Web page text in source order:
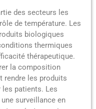
des secteurs les
de température. Les
biologiques
thermiques
thérapeutique.
la composition
rendre les produits
les patients. Les
surveillance en